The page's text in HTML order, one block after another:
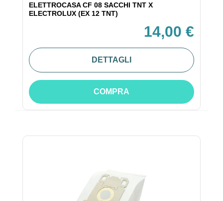
ELETTROCASA CF 08 SACCHI TNT X
ELECTROLUX (EX 12 TNT)
14,00 €
DETTAGLI
COMPRA